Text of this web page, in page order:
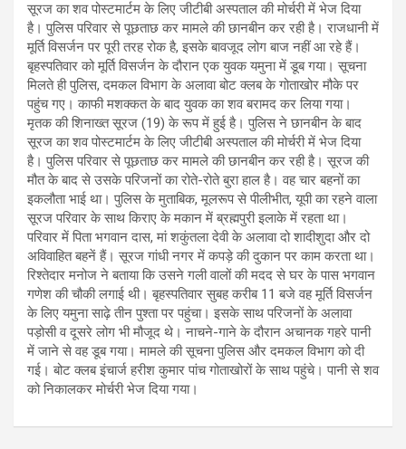
सूरज का शव पोस्टमार्टम के लिए जीटीबी अस्पताल की मोर्चरी में भेज दिया
है। पुलिस परिवार से पूछताछ कर मामले की छानबीन कर रही है। राजधानी में
मूर्ति विसर्जन पर पूरी तरह रोक है, इसके बावजूद लोग बाज नहीं आ रहे हैं।
बृहस्पतिवार को मूर्ति विसर्जन के दौरान एक युवक यमुना में डूब गया। सूचना
मिलते ही पुलिस, दमकल विभाग के अलावा बोट क्लब के गोताखोर मौके पर
पहुंच गए। काफी मशक्कत के बाद युवक का शव बरामद कर लिया गया।
मृतक की शिनाख्त सूरज (19) के रूप में हुई है। पुलिस ने छानबीन के बाद
सूरज का शव पोस्टमार्टम के लिए जीटीबी अस्पताल की मोर्चरी में भेज दिया
है। पुलिस परिवार से पूछताछ कर मामले की छानबीन कर रही है। सूरज की
मौत के बाद से उसके परिजनों का रोते-रोते बुरा हाल है। वह चार बहनों का
इकलौता भाई था। पुलिस के मुताबिक, मूलरूप से पीलीभीत, यूपी का रहने वाला
सूरज परिवार के साथ किराए के मकान में ब्रह्मपुरी इलाके में रहता था।
परिवार में पिता भगवान दास, मां शकुंतला देवी के अलावा दो शादीशुदा और दो
अविवाहित बहनें हैं। सूरज गांधी नगर में कपड़े की दुकान पर काम करता था।
रिश्तेदार मनोज ने बताया कि उसने गली वालों की मदद से घर के पास भगवान
गणेश की चौकी लगाई थी। बृहस्पतिवार सुबह करीब 11 बजे वह मूर्ति विसर्जन
के लिए यमुना साढ़े तीन पुश्ता पर पहुंचा। इसके साथ परिजनों के अलावा
पड़ोसी व दूसरे लोग भी मौजूद थे। नाचने-गाने के दौरान अचानक गहरे पानी
में जाने से वह डूब गया। मामले की सूचना पुलिस और दमकल विभाग को दी
गई। बोट क्लब इंचार्ज हरीश कुमार पांच गोताखोरों के साथ पहुंचे। पानी से शव
को निकालकर मोर्चरी भेज दिया गया।